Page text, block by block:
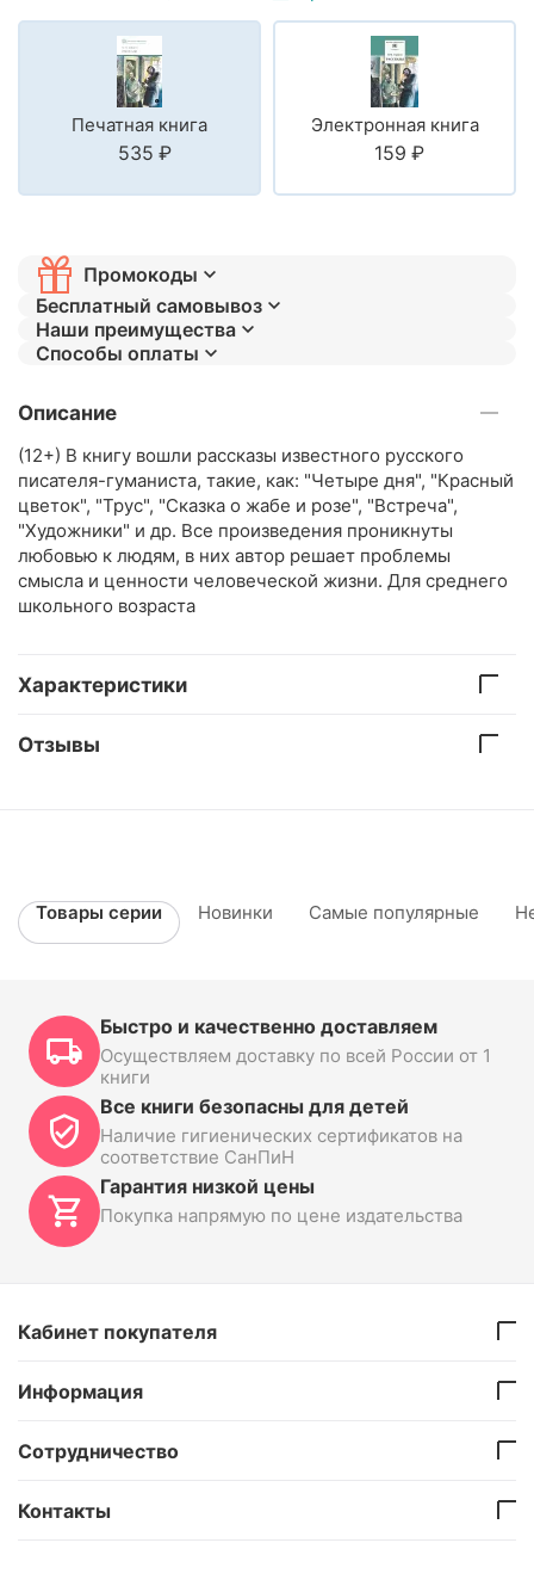
Печатная книга
‍535‍ ₽
Электронная книга
‍159‍ ₽
Промокоды
Бесплатный самовывоз
Наши преимущества
Способы оплаты
Описание
(12+) В книгу вошли рассказы известного русского
писателя-гуманиста, такие, как: "Четыре дня", "Красный
цветок", "Трус", "Сказка о жабе и розе", "Встреча",
"Художники" и др. Все произведения проникнуты
любовью к людям, в них автор решает проблемы
смысла и ценности человеческой жизни. Для среднего
школьного возраста
Характеристики
Отзывы
Товары серии Новинки Самые популярные
Быстро и качественно доставляем
Осуществляем доставку по всей России от 1
книги
Все книги безопасны для детей
Наличие гигиенических сертификатов на
соответствие СанПиН
Гарантия низкой цены
Покупка напрямую по цене издательства
Кабинет покупателя
Информация
Сотрудничество
Контакты